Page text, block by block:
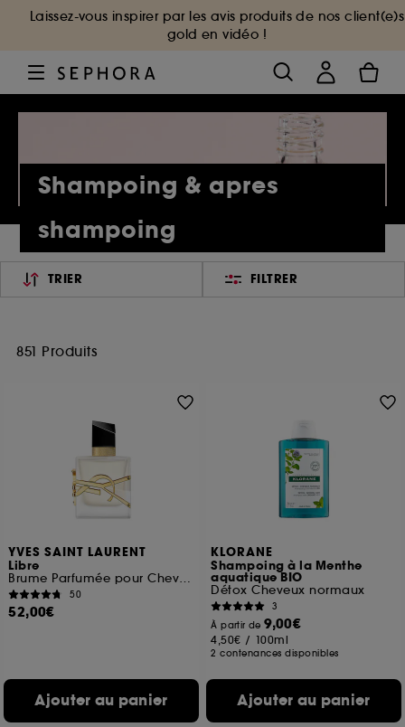
Laissez-vous inspirer par les avis produits de nos client(e)s
gold en vidéo !
Shampoing & apres
shampoing
TRIER FILTRER
851 Produits
YVES SAINT LAURENT
Libre
Brume Parfumée pour Cheveux
50
52,00€
Ajouter au panier
KLORANE
Shampoing à la Menthe
aquatique BIO
Détox Cheveux normaux
3
À partir de9,00€
4,50€ / 100ml
2 contenances disponibles
Ajouter au panier